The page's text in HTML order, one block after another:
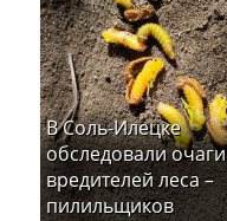
В Соль-Илецке
обследовали очаги
вредителей леса –
пилильщиков